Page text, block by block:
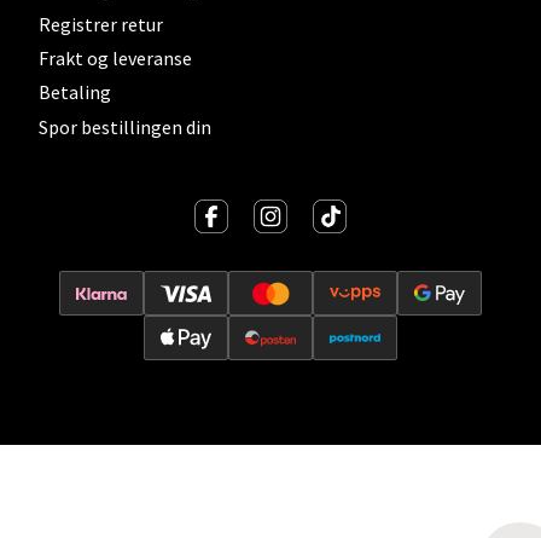
Registrer retur
Frakt og leveranse
Betaling
Spor bestillingen din
Vitaminveien 7 - 9, 0485 Oslo
Åpent i dag 10-21
Lillehammer - Strandtorget
Strandtorget, 2609 Lillehammer